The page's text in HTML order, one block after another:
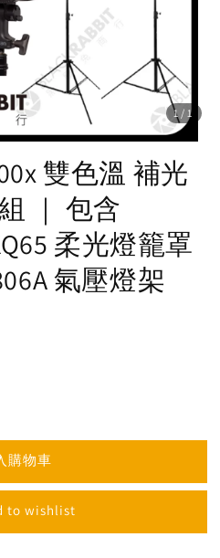
1 /1
雙色溫 補光
｜ 包含
柔光燈籠罩
氣壓燈架
購物車
to wishlist